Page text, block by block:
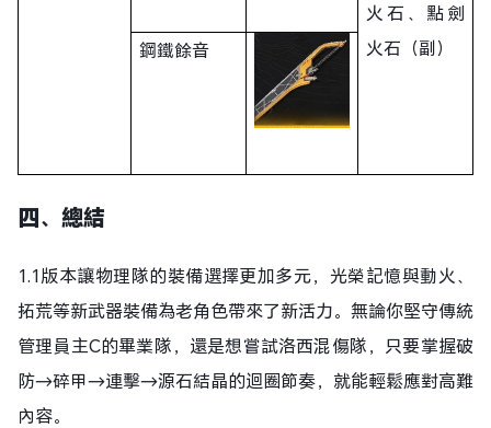
火石、點劍
火石（副）
鋼鐵餘音
四、總結
1.1版本讓物理隊的裝備選擇更加多元，光榮記憶與動火、
拓荒等新武器裝備為老角色帶來了新活力。無論你堅守傳統
管理員主C的畢業隊，還是想嘗試洛西混傷隊，只要掌握破
防→碎甲→連擊→源石結晶的迴圈節奏，就能輕鬆應對高難
內容。